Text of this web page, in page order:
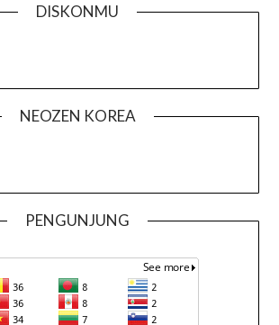
DISKONMU
NEOZEN KOREA
PENGUNJUNG